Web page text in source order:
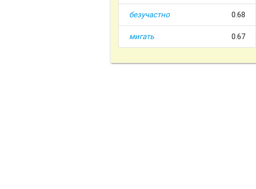
безучастно 0.68
мигать 0.67